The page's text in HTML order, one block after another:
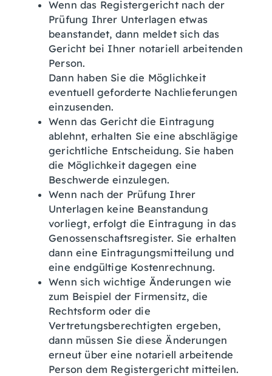
Wenn das Registergericht nach der
Prüfung Ihrer Unterlagen etwas
beanstandet, dann meldet sich das
Gericht bei Ihner notariell arbeitenden
Person.
Dann haben Sie die Möglichkeit
eventuell geforderte Nachlieferungen
einzusenden.
Wenn das Gericht die Eintragung
ablehnt, erhalten Sie eine abschlägige
gerichtliche Entscheidung. Sie haben
die Möglichkeit dagegen eine
Beschwerde einzulegen.
Wenn nach der Prüfung Ihrer
Unterlagen keine Beanstandung
vorliegt, erfolgt die Eintragung in das
Genossenschaftsregister. Sie erhalten
dann eine Eintragungsmitteilung und
eine endgültige Kostenrechnung.
Wenn sich wichtige Änderungen wie
zum Beispiel der Firmensitz, die
Rechtsform oder die
Vertretungsberechtigten ergeben,
dann müssen Sie diese Änderungen
erneut über eine notariell arbeitende
Person dem Registergericht mitteilen.